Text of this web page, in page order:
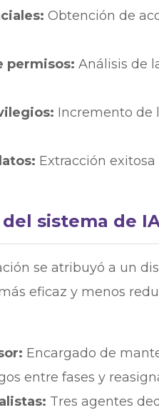
Obtención de
permisos: Análisis de
Incremento de
Extracción
sistema de
se atribuyó a un
eficaz y menos
Encargado de
entre fases y
Tres agentes